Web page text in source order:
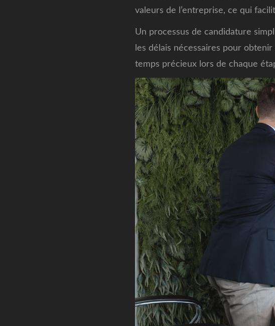
valeurs de l’entreprise, ce qui
Un processus de candidature
les délais nécessaires pour
temps précieux lors de chaque